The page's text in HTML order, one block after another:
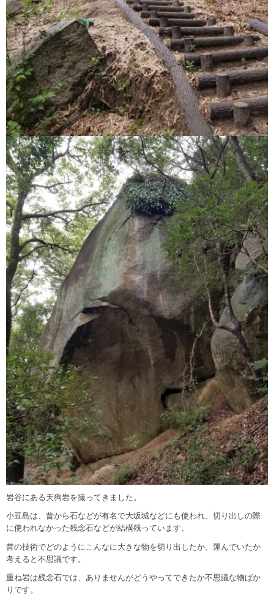
岩谷にある天狗岩を撮ってきました。
小豆島は、昔から石などが有名で大坂城などにも使われ、切り出しの際
に使われなかった残念石などが結構残っています。
昔の技術でどのようにこんなに大きな物を切り出したか、運んでいたか
考えると不思議です。
重ね岩は残念石では、ありませんがどうやってできたか不思議な物ばか
りです。